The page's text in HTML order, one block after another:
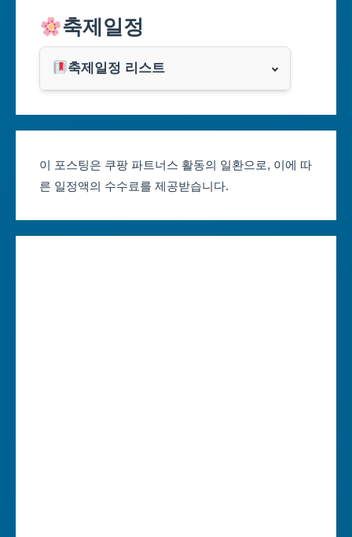
인천광역시
광주광역시
대전광역시
쿠팡
클룩
축제일정
축제일정 리스트
대구축제 일정
인천축제 일정
이 포스팅은 쿠팡 파트너스 활동의 일환으로, 이에 따
른 일정액의 수수료를 제공받습니다.